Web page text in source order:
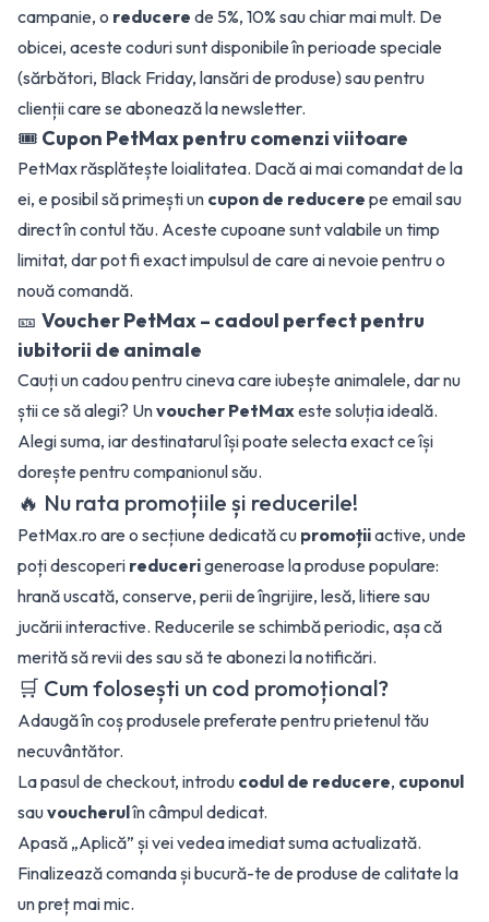
campanie, o reducere de 5%, 10% sau chiar mai mult. De
obicei, aceste coduri sunt disponibile în perioade speciale
(sărbători, Black Friday, lansări de produse) sau pentru
clienții care se abonează la newsletter.
🎟️ Cupon PetMax pentru comenzi viitoare
PetMax răsplătește loialitatea. Dacă ai mai comandat de la
ei, e posibil să primești un cupon de reducere pe email sau
direct în contul tău. Aceste cupoane sunt valabile un timp
limitat, dar pot fi exact impulsul de care ai nevoie pentru o
nouă comandă.
🎫 Voucher PetMax – cadoul perfect pentru
iubitorii de animale
Cauți un cadou pentru cineva care iubește animalele, dar nu
știi ce să alegi? Unvoucher PetMaxeste soluția ideală.
Alegi suma, iar destinatarul își poate selecta exact ce își
dorește pentru companionul său.
🔥 Nu rata promoțiile și reducerile!
PetMax.ro are o secțiune dedicată cu promoțiiactive, unde
poți descoperi reducerigeneroase la produse populare:
hrană uscată, conserve, perii de îngrijire, lesă, litiere sau
jucării interactive. Reducerile se schimbă periodic, așa că
merită să revii des sau să te abonezi la notificări.
🛒 Cum folosești un cod promoțional?
Adaugă în coș produsele preferate pentru prietenul tău
necuvântător.
La pasul de checkout, introdu codul de reducere, cuponul
sauvoucherulîn câmpul dedicat.
Apasă „Aplică” și vei vedea imediat suma actualizată.
Finalizează comanda și bucură-te de produse de calitate la
un preț mai mic.